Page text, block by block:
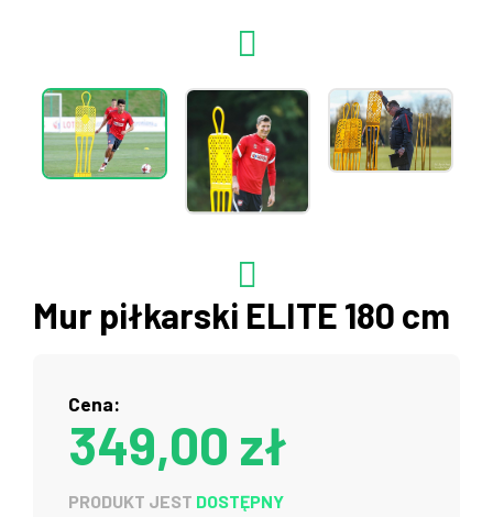
Mur piłkarski ELITE 180 cm
Cena:
349,00 zł
PRODUKT JEST DOSTĘPNY